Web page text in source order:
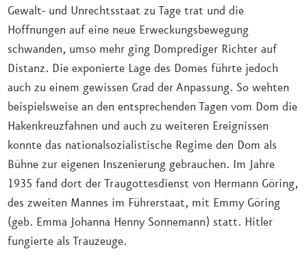
Gewalt- und Unrechtsstaat zu Tage trat und die
Hoffnungen auf eine neue Erweckungsbewegung
schwanden, umso mehr ging Domprediger Richter auf
Distanz. Die exponierte Lage des Domes führte jedoch
auch zu einem gewissen Grad der Anpassung. So wehten
beispielsweise an den entsprechenden Tagen vom Dom die
Hakenkreuzfahnen und auch zu weiteren Ereignissen
konnte das nationalsozialistische Regime den Dom als
Bühne zur eigenen Inszenierung gebrauchen. Im Jahre
1935 fand dort der Traugottesdienst von Hermann Göring,
des zweiten Mannes im Führerstaat, mit Emmy Göring
(geb. Emma Johanna Henny Sonnemann) statt. Hitler
fungierte als Trauzeuge.